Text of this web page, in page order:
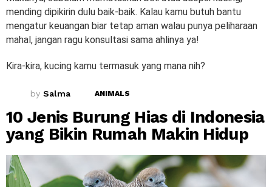
mending dipikirin dulu baik-baik. Kalau kamu butuh bantu
mengatur keuangan biar tetap aman walau punya peliharaan
mahal, jangan ragu konsultasi sama ahlinya ya!
Kira-kira, kucing kamu termasuk yang mana nih?
by Salma ANIMALS
10 Jenis Burung Hias di Indonesia
yang Bikin Rumah Makin Hidup